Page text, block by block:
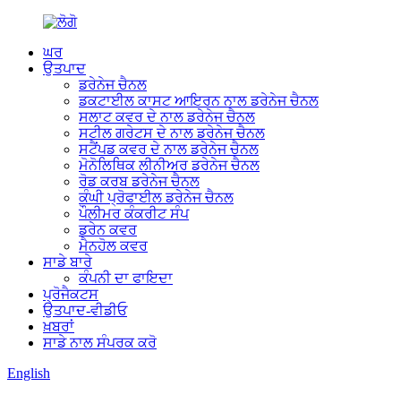
ਘਰ
ਉਤਪਾਦ
ਡਰੇਨੇਜ ਚੈਨਲ
ਡਕਟਾਈਲ ਕਾਸਟ ਆਇਰਨ ਨਾਲ ਡਰੇਨੇਜ ਚੈਨਲ
ਸਲਾਟ ਕਵਰ ਦੇ ਨਾਲ ਡਰੇਨੇਜ ਚੈਨਲ
ਸਟੀਲ ਗਰੇਟਸ ਦੇ ਨਾਲ ਡਰੇਨੇਜ ਚੈਨਲ
ਸਟੈਂਪਡ ਕਵਰ ਦੇ ਨਾਲ ਡਰੇਨੇਜ ਚੈਨਲ
ਮੋਨੋਲਿਥਿਕ ਲੀਨੀਅਰ ਡਰੇਨੇਜ ਚੈਨਲ
ਰੋਡ ਕਰਬ ਡਰੇਨੇਜ ਚੈਨਲ
ਕੰਘੀ ਪ੍ਰੋਫਾਈਲ ਡਰੇਨੇਜ ਚੈਨਲ
ਪੌਲੀਮਰ ਕੰਕਰੀਟ ਸੰਪ
ਡਰੇਨ ਕਵਰ
ਮੈਨਹੋਲ ਕਵਰ
ਸਾਡੇ ਬਾਰੇ
ਕੰਪਨੀ ਦਾ ਫਾਇਦਾ
ਪ੍ਰੋਜੈਕਟਸ
ਉਤਪਾਦ-ਵੀਡੀਓ
ਖ਼ਬਰਾਂ
ਸਾਡੇ ਨਾਲ ਸੰਪਰਕ ਕਰੋ
English